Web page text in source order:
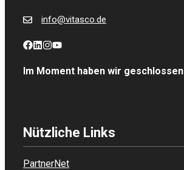
info@vitasco.de
Im Moment haben wir geschlossen
Nützliche Links
PartnerNet